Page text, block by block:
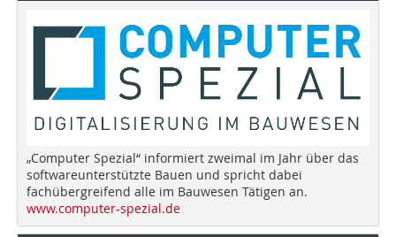
„Computer Spezial“ informiert zweimal im Jahr über das
softwareunterstützte Bauen und spricht dabei
fachübergreifend alle im Bauwesen Tätigen an.
www.computer-spezial.de